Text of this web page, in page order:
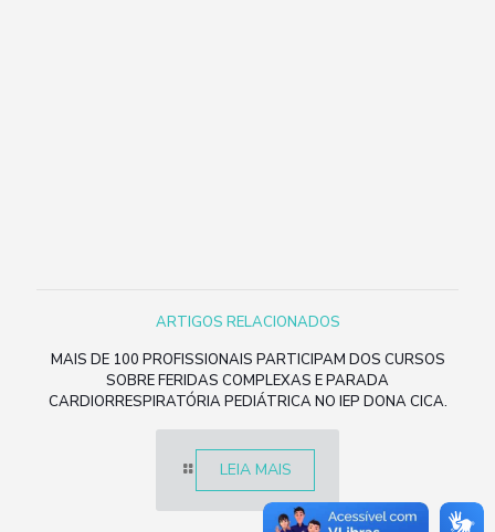
ARTIGOS RELACIONADOS
MAIS DE 100 PROFISSIONAIS PARTICIPAM DOS CURSOS
SOBRE FERIDAS COMPLEXAS E PARADA
CARDIORRESPIRATÓRIA PEDIÁTRICA NO IEP DONA CICA.
LEIA MAIS